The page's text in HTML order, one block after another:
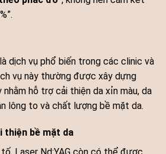
dịch vụ phổ biến trong các clinic và
vụ này thường được xây dựng
hỗ trợ cải thiện da xỉn màu, da
lông to và chất lượng bề mặt da.
thiện bề mặt da